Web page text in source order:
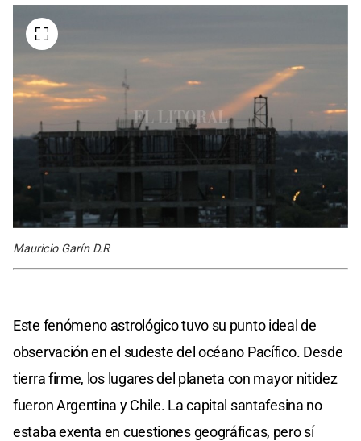
Mauricio Garín D.R
Este fenómeno astrológico tuvo su punto ideal de
observación en el sudeste del océano Pacífico. Desde
tierra firme, los lugares del planeta con mayor nitidez
fueron Argentina y Chile. La capital santafesina no
estaba exenta en cuestiones geográficas, pero sí